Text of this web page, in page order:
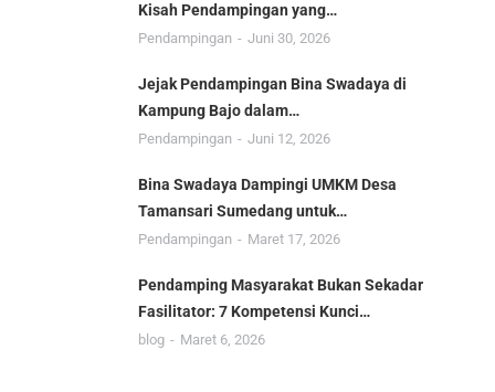
Kisah Pendampingan yang…
Pendampingan Juni 30, 2026
Jejak Pendampingan Bina Swadaya di
Kampung Bajo dalam…
Pendampingan Juni 12, 2026
Bina Swadaya Dampingi UMKM Desa
Tamansari Sumedang untuk…
Pendampingan Maret 17, 2026
Pendamping Masyarakat Bukan Sekadar
Fasilitator: 7 Kompetensi Kunci…
blog Maret 6, 2026